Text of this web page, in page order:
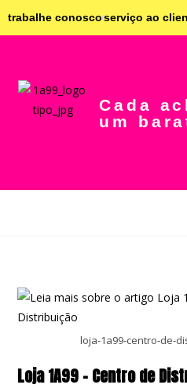
trabalhe conoscoserviço ao
Cada
um
loja-1a99-centro-de-
Loja 1A99 – Centro de